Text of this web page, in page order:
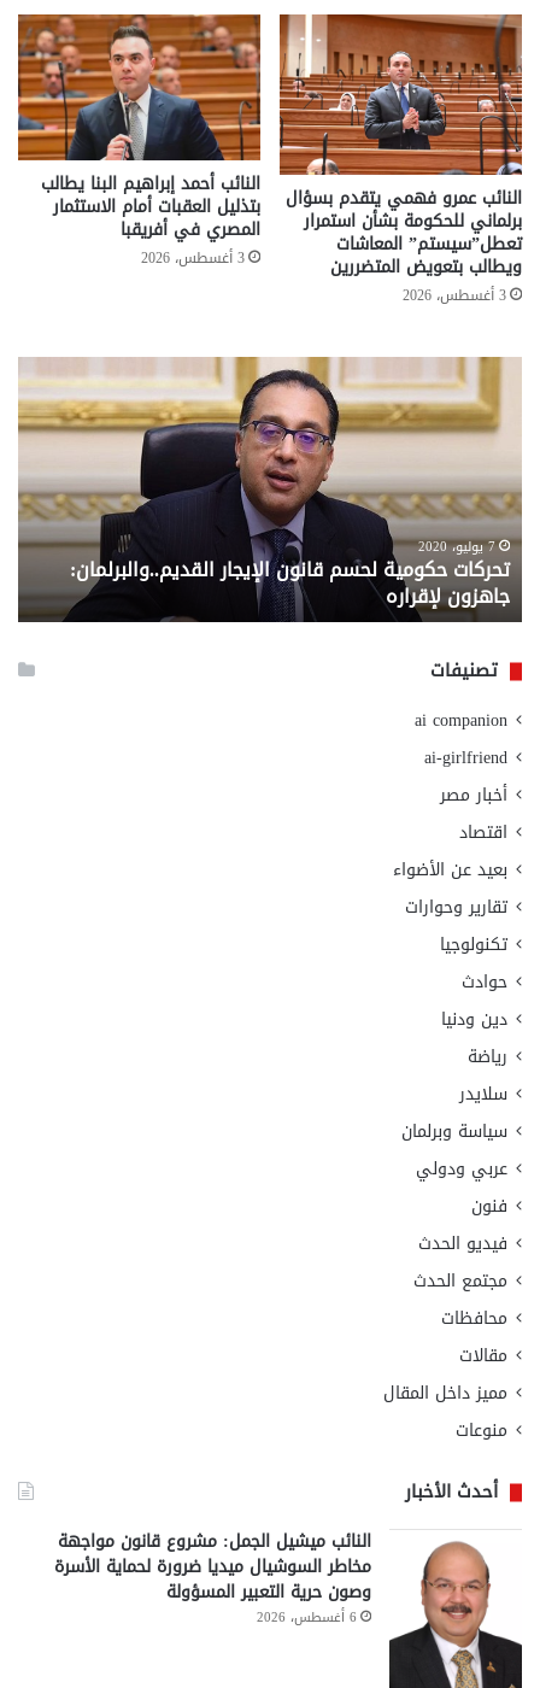
النائب عمرو فهمي يتقدم بسؤال
برلماني للحكومة بشأن استمرار
تعطل”سيستم” المعاشات
ويطالب بتعويض المتضررين
3 أغسطس، 2026
النائب أحمد إبراهيم البنا يطالب
بتذليل العقبات أمام الاستثمار
المصري في أفريقبا
3 أغسطس، 2026
تحركات
حكومية
لحسم
قانون
القديم..والبرلمان:
جاهزون
لإقراره
7 يوليو، 2020
تحركات حكومية لحسم قانون الإيجار القديم..والبرلمان:
جاهزون لإقراره
..
من
تصنيفات
ai companion
ai-girlfriend
أخبار مصر
اقتصاد
بعيد عن الأضواء
تقارير وحوارات
تكنولوجيا
حوادث
دين ودنيا
رياضة
سلايدر
سياسة وبرلمان
عربي ودولي
فنون
فيديو الحدث
مجتمع الحدث
محافظات
مقالات
مميز داخل المقال
منوعات
أحدث الأخبار
النائب ميشيل الجمل: مشروع قانون مواجهة
مخاطر السوشيال ميديا ضرورة لحماية الأسرة
وصون حرية التعبير المسؤولة
6 أغسطس، 2026